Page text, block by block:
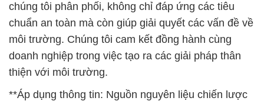
chúng tôi phân phối, không chỉ đáp ứng các tiêu
chuẩn an toàn mà còn giúp giải quyết các vấn đề về
môi trường. Chúng tôi cam kết đồng hành cùng
doanh nghiệp trong việc tạo ra các giải pháp thân
thiện với môi trường.
**Áp dụng thông tin: Nguồn nguyên liệu chiến lược